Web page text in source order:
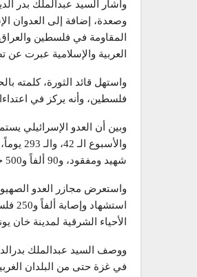
وأشار السيد عبدالملك بدر
وصعدة، إضافة إلى العدوان
المقاومة في فلسطين
العربية والإسلامية عبرت عن
واستهل قائد الثورة، كلمته
فلسطين، وأنه يركز في
وبين أن العدو الإسرائيلي
شهيد ومفقود، و90 ألفاً و500 جريح، بإجمالي مع المختطفين ما يزيد عن 155 ألفاً و500 فلسطيني.
الأحياء الشرقية لمدينة
ووصف السيد عبدالملك
في غزة حتى من البلدان